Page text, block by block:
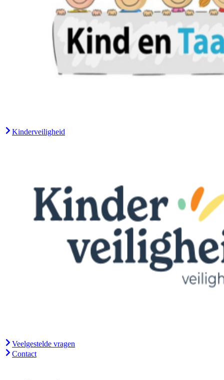
Kinderveiligheid
Veelgestelde vragen
Contact